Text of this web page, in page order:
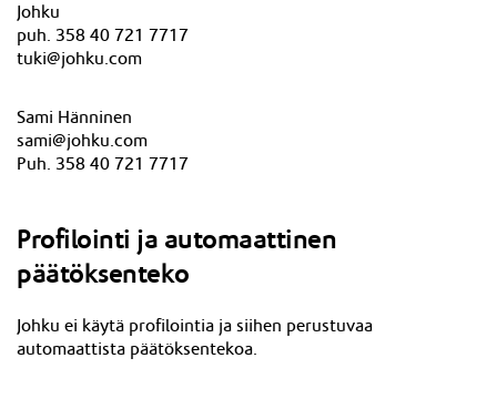
Johku
puh. 358 40 721 7717
tuki@johku.com
Sami Hänninen
sami@johku.com
Puh. 358 40 721 7717
Profilointi ja automaattinen
päätöksenteko
Johku ei käytä profilointia ja siihen perustuvaa
automaattista päätöksentekoa.